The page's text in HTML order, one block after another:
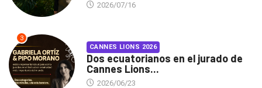
2026/07/16
3
CANNES LIONS 2026
Dos ecuatorianos en el jurado de
Cannes Lions...
2026/06/23